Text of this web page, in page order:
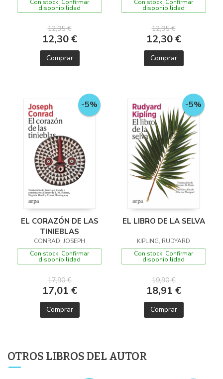
Con stock. Confirmar
disponibilidad
12,95 €
12,30 €
Comprar
Con stock. Confirmar
disponibilidad
12,95 €
12,30 €
Comprar
-5%
EL CORAZÓN DE LAS
TINIEBLAS
CONRAD, JOSEPH
Con stock. Confirmar
disponibilidad
17,90 €
17,01 €
Comprar
-5%
EL LIBRO DE LA SELVA
KIPLING, RUDYARD
Con stock. Confirmar
disponibilidad
19,90 €
18,91 €
Comprar
OTROS LIBROS DEL AUTOR